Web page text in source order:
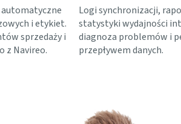
i etykiet.
sprzedaży i
z Navireo.
Logi synchronizacji,
statystyki wydajności
diagnoza problemów i
przepływem danych.